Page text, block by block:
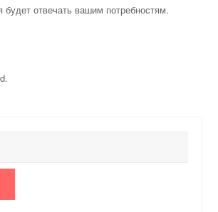
будет отвечать вашим потребностям.